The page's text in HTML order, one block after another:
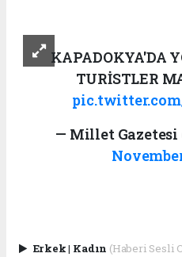
KAPADOKYA'DA
TURİSTLER
— Millet
Erkek| Kadın (Haberi Sesli